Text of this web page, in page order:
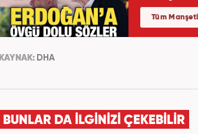
KAYNAK: DHA
BUNLAR DA İLGİNİZİ ÇEKEBİLİR